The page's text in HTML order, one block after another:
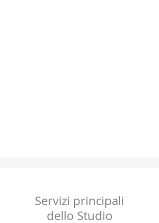
La Rivoluzione del
Servizi principali
dello Studio